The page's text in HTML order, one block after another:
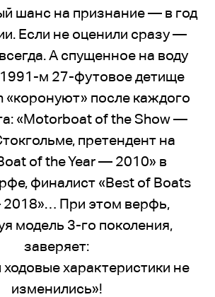
шанс на признание — в год
Если не оценили сразу —
А спущенное на воду
м 27-футовое детище
«коронуют» после каждого
«Motorboat of the Show —
претендент на
of the Year — 2010» в
финалист «Best of Boats
При этом верфь,
модель 3-го поколения,
заверяет:
характеристики не
изменились»!